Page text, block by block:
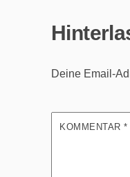
Deine Email-
KOMMENTAR*